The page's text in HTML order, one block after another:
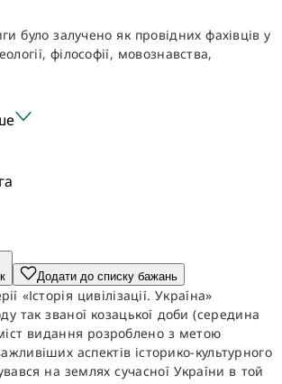
було залучено як провідних фахівців у
філософії, мовознавства,
Додати до списку бажань
«Історія цивілізації. Україна»
так званої козацької доби (середина
видання розроблено з метою
аспектів історико-культурного
на землях сучасної України в той